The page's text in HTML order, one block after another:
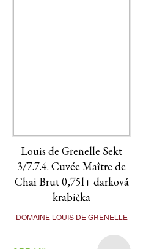
Louis de Grenelle Sekt
3/7.7.4. Cuvée Maître de
Chai Brut 0,75l+ darková
krabička
DOMAINE LOUIS DE GRENELLE